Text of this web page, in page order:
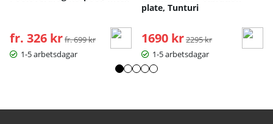
fr. 326 kr Ordinarie pris:
fr. 699 kr
1-5 arbetsdagar
plate, Tunturi
1690 kr Ordinarie pris:
2295 kr
1-5 arbetsdagar